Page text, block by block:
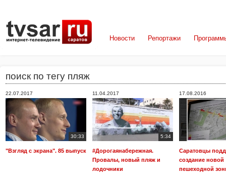
Новости Репортажи
поиск по тегу пляж
22.07.2017
30:33
"Взгляд с экрана". 85 выпуск
11.04.2017
5:34
#Дорогаянабережная.
Провалы, новый пляж и
лодочники
17.08.2016
Саратовцы
создание новой
пешеходной